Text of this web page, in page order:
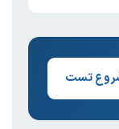
تست